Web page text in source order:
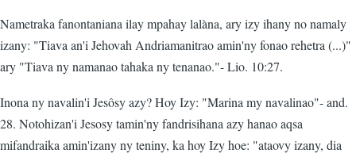
Nametraka fanontaniana ilay mpahay lalàna, ary izy ihany no namaly
izany: "Tiava an'i Jehovah Andriamanitrao amin'ny fonao rehetra (...)"
ary "Tiava ny namanao tahaka ny tenanao."- Lio. 10:27.
Inona ny navalin'i Jesôsy azy? Hoy Izy: "Marina my navalinao"- and.
28. Notohizan'i Jesosy tamin'ny fandrisihana azy hanao aqsa
mifandraika amin'izany ny teniny, ka hoy Izy hoe: "ataovy izany, dia